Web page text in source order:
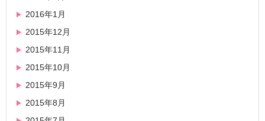
2016年1月
2015年12月
2015年11月
2015年10月
2015年9月
2015年8月